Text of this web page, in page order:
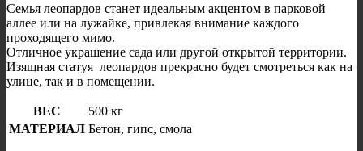
Семья леопардов станет идеальным акцентом в парковой
аллее или на лужайке, привлекая внимание каждого
проходящего мимо.
Отличное украшение сада или другой открытой территории.
Изящная статуя леопардов прекрасно будет смотреться как на
улице, так и в помещении.
ВЕС
500 кг
МАТЕРИАЛ Бетон, гипс, смола